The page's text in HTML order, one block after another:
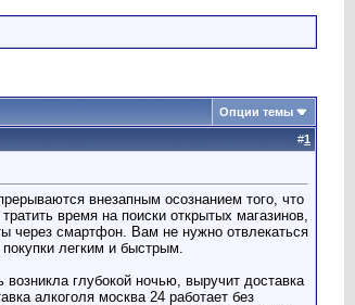
Опции темы
#1
внезапным осознанием того, что
время на поиски открытых магазинов,
через смартфон. Вам не нужно отвлекаться
легким и быстрым.
глубокой ночью, выручит доставка
алкоголя москва 24 работает без